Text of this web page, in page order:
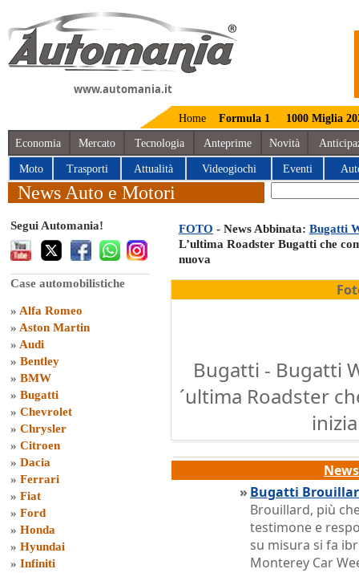
www.automania.it
Home Formula 1 1000 Miglia
Economia Mercato Tecnologia Anteprime Novità
Moto Trasporti Attualità Videogiochi Eventi
News Auto e Motori
Segui Automania!
Case automobilistiche
» Alfa Romeo
» Aston Martin
» Audi
» Bentley
» BMW
» Bugatti
» Chevrolet
» Chrysler
» Citroen
» Dacia
» Ferrari
» Fiat
» Ford
» Honda
» Hyundai
» Infiniti
FOTO - News Abbinata: Bugatti
L’ultima Roadster Bugatti che
nuova
Bugatti - Bugatti
´ultima Roadster
» Bugatti
Brouillard, più
testimone e
su misura si fa
Monterey Car